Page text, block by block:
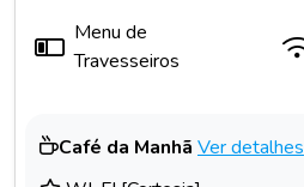
Menu de
Travesseiros
Café da Manhã Ver detalhes